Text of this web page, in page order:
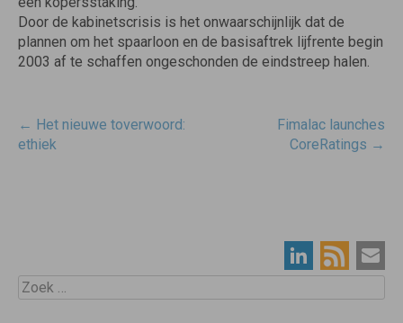
Door de kabinetscrisis is het onwaarschijnlijk dat de
plannen om het spaarloon en de basisaftrek lijfrente begin
2003 af te schaffen ongeschonden de eindstreep halen.
Post
navigatie
← Het nieuwe toverwoord:
ethiek
Fimalac launches
CoreRatings →
Zoek